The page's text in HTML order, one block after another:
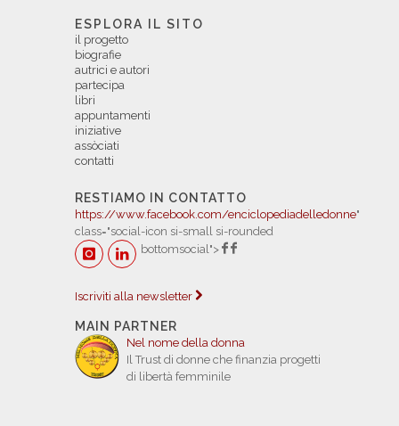
ESPLORA IL SITO
il progetto
biografie
autrici e autori
partecipa
libri
appuntamenti
iniziative
assòciati
contatti
RESTIAMO IN CONTATTO
https://www.facebook.com/enciclopediadelledonne"
class="social-icon si-small si-rounded
bottomsocial">
Iscriviti alla newsletter
MAIN PARTNER
Nel nome della donna
Il Trust di donne che finanzia progetti
di libertà femminile